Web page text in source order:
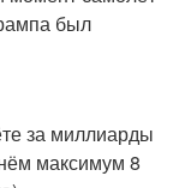
был
за миллиарды
максимум 8